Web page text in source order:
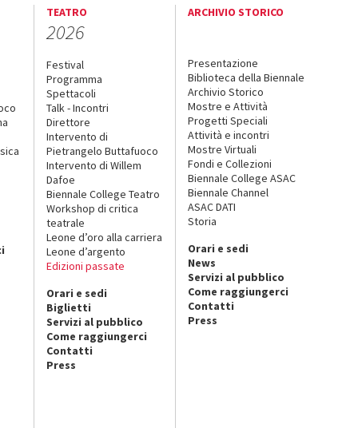
TEATRO
2026
Festival
Programma
Spettacoli
Talk - Incontri
Direttore
Intervento di
Pietrangelo Buttafuoco
Intervento di Willem
Dafoe
Biennale College Teatro
Workshop di critica
teatrale
Leone d’oro alla carriera
Leone d’argento
Edizioni passate
Orari e sedi
Biglietti
Servizi al pubblico
Come raggiungerci
Contatti
Press
ARCHIVIO STORICO
Presentazione
Biblioteca della Biennale
Archivio Storico
Mostre e Attività
Progetti Speciali
Attività e incontri
Mostre Virtuali
Fondi e Collezioni
Biennale College ASAC
Biennale Channel
ASAC DATI
Storia
Orari e sedi
News
Servizi al pubblico
Come raggiungerci
Contatti
Press